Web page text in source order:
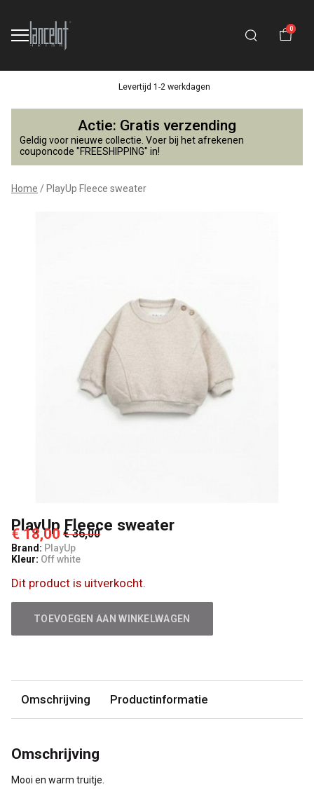
0
Levertijd 1-2 werkdagen
PlayUp
Fleece
sweater
Actie: Gratis verzending
Geldig voor nieuwe collectie. Voer bij het afrekenen
couponcode "FREESHIPPING" in!
Home PlayUp Fleece sweater
PlayUp Fleece sweater
€ 18,00 € 36,00
Brand: PlayUp
Kleur: Off white
Dit product is uitverkocht.
TOEVOEGEN AAN WINKELWAGEN
Omschrijving Productinformatie
Omschrijving
Mooi en warm truitje.